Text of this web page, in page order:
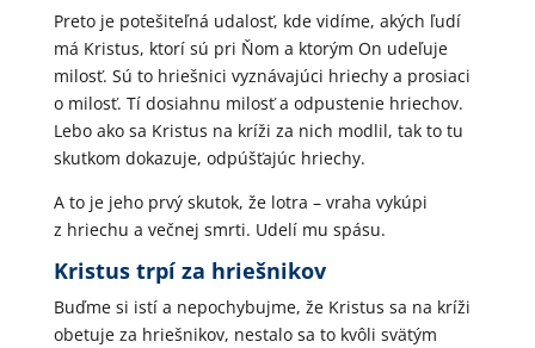
Preto je potešiteľná udalosť, kde vidíme, akých ľudí
má Kristus, ktorí sú pri Ňom a ktorým On udeľuje
milosť. Sú to hriešnici vyznávajúci hriechy a prosiaci
o milosť. Tí dosiahnu milosť a odpustenie hriechov.
Lebo ako sa Kristus na kríži za nich modlil, tak to tu
skutkom dokazuje, odpúšťajúc hriechy.
A to je jeho prvý skutok, že lotra – vraha vykúpi
z hriechu a večnej smrti. Udelí mu spásu.
Kristus trpí za hriešnikov
Buďme si istí a nepochybujme, že Kristus sa na kríži
obetuje za hriešnikov, nestalo sa to kvôli svätým